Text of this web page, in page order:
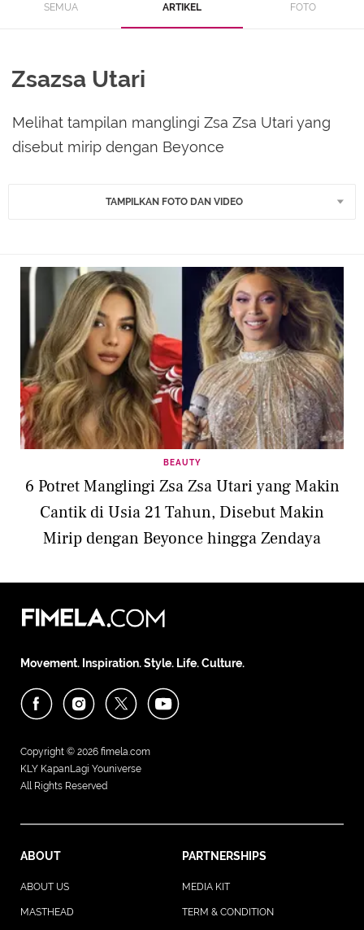
SEMUA ARTIKEL FOTO
Zsazsa Utari
Melihat tampilan manglingi Zsa Zsa Utari yang
disebut mirip dengan Beyonce
TAMPILKAN FOTO DAN VIDEO
BEAUTY
6 Potret Manglingi Zsa Zsa Utari yang Makin
Cantik di Usia 21 Tahun, Disebut Makin
Mirip dengan Beyonce hingga Zendaya
Movement. Inspiration. Style. Life. Culture.
Copyright © 2026 fimela.com
KLY KapanLagi Youniverse
All Rights Reserved
ABOUT PARTNERSHIPS
ABOUT US MEDIA KIT
MASTHEAD TERM & CONDITION